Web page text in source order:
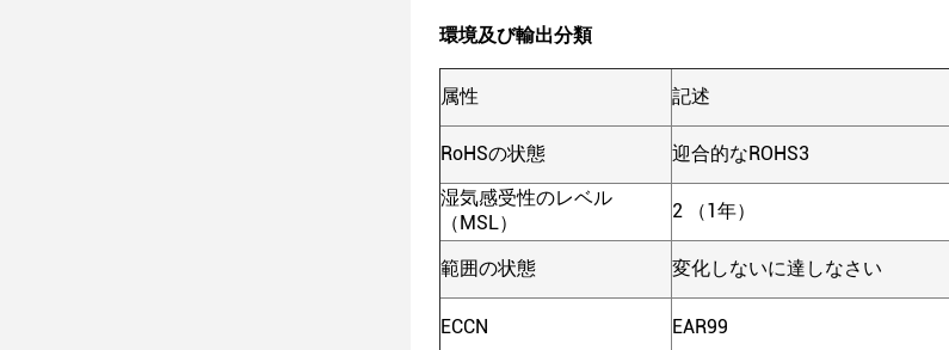
環境及び輸出分類
属性 記述
RoHSの状態
迎合的なROHS3
湿気感受性のレベル
（MSL）
2 （1年）
範囲の状態 変化しないに達しなさい
ECCN EAR99